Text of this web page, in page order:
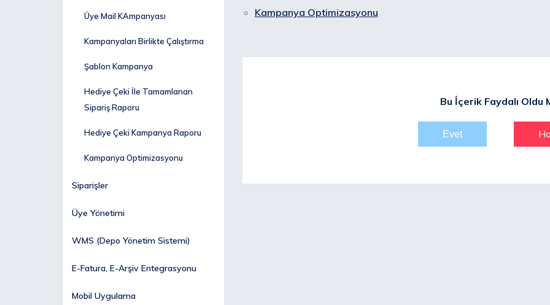
Üye Mail KAmpanyası
Kampanyaları Birlikte Çalıştırma
Şablon Kampanya
Hediye Çeki İle Tamamlanan
Sipariş Raporu
Hediye Çeki Kampanya Raporu
Kampanya Optimizasyonu
Siparişler
Üye Yönetimi
WMS (Depo Yönetim Sistemi)
E-Fatura, E-Arşiv Entegrasyonu
Mobil Uygulama
Kampanya Optimizasyonu
Bu İçerik Faydalı Oldu